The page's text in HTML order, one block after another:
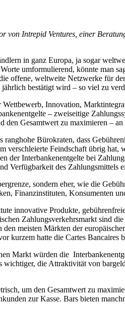
von Intrepid Ventures, einer
in ganz Europa, ja sogar
umformulierend, könnte man
offene, weltweite Netzwerke für
bestätigt wird – so viel zu
Innovation,
– zweiseitige
den Gesamtwert zu maximieren –
ranghohe Bürokraten, dass
verschleierte Feindschaft übrig
der Interbankenentgelte bei
Verfügbarkeit des Zahlungsmittels
sondern eher, wie die
Finanzinstituten, Konsumenten
innovative Produkte,
Zahlungsverkehrsmarkt sind
meisten Märkten der
kurzem hatte die Cartes Bancaires
Markt würden die
die Attraktivität von
um den Gesamtwert zu
zur Kasse. Bars bieten